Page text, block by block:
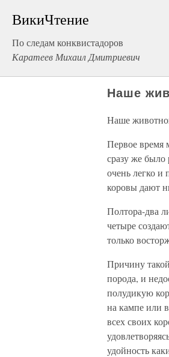
ВикиЧтение
По следам конквистадоров
Каратеев Михаил Дмитриевич
Наше
Наше
Первое время
сразу же
очень легко и
коровы дают
Полтора-два
четыре
только
Причину
порода, и
полудикую
на кампе или
всех своих
удойность